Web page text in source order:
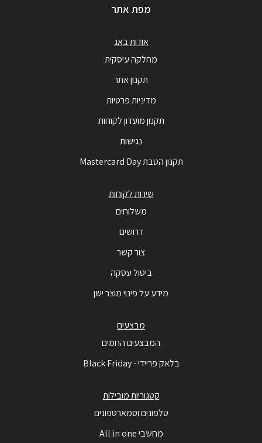
מפת אתר
אודות באג
מחלקה עיסקית
תקנון אתר
מדיניות פרטיות
תקנון מועדון לקוחות
נגישות
תקנון הטבת Mastercard Day
שירות לקוחות
משלוחים
דרושים
צור קשר
ביטול עסקה
מידע על פינוי מוצר ישן
מבצעים
המבצעים החמים
בלאק פריידי - Black Friday
קטגוריות מובילות
טלפונים וסמארטפונים
מחשבי All in one